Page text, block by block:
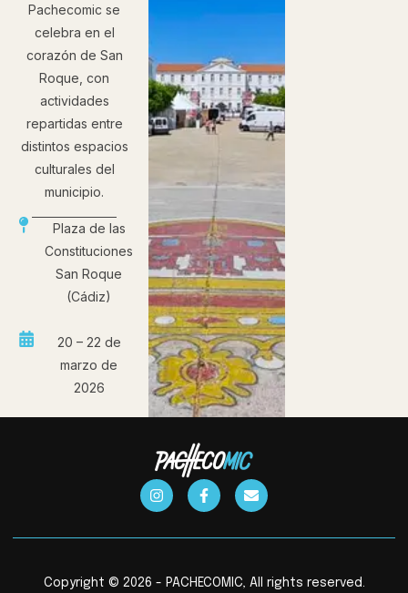
Pachecomic se
celebra en el
corazón de San
Roque, con
actividades
repartidas entre
distintos espacios
culturales del
municipio.
Plaza de las
Constituciones
San Roque
(Cádiz)
20 – 22 de
marzo de
2026
Copyright © 2026 - PACHECOMIC, All rights reserved.